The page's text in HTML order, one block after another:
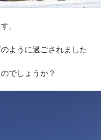
。
ように過ごされました
でしょうか？